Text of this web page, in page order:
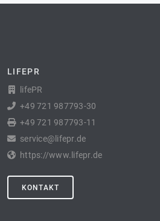
LIFEPR
lifePR
+49 721 987793-30
+49 721 987793-11
service@lifepr.de
https://www.lifepr.de
KONTAKT